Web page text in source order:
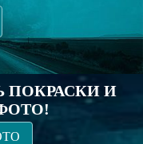
ПОКРАСКИ И